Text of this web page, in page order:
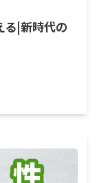
る|新時代の